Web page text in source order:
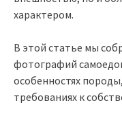
характером.
В этой статье мы
фотографий
особенностях
требованиях к